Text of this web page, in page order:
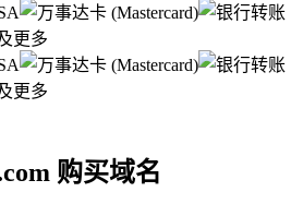
更多
更多
购买域名